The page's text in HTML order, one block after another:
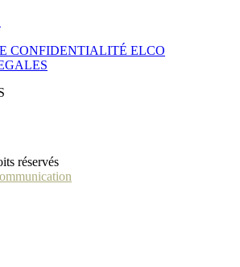
CONFIDENTIALITÉ ELCO
réservés